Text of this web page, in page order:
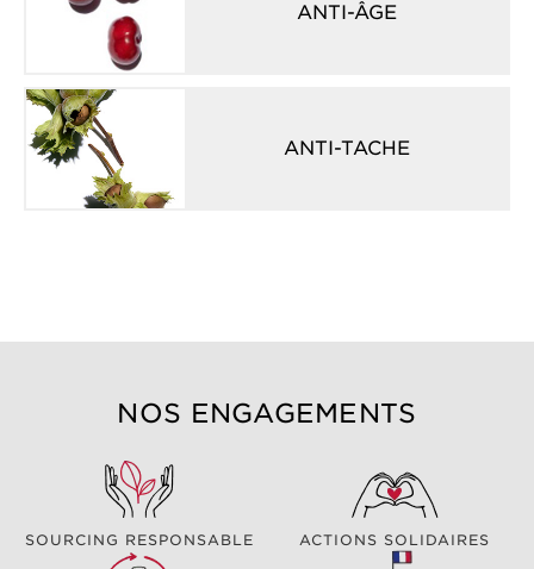
ANTI-ÂGE
ANTI-TACHE
NOS ENGAGEMENTS
SOURCING RESPONSABLE ACTIONS SOLIDAIRES